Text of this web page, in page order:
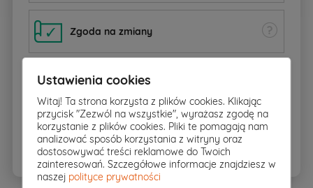
Zgoda na zmiany
Dziennik budowy
BIOZ
Ustawienia cookies
Witaj! Ta strona korzysta z plików cookies. Klikając
przycisk "Zezwól na wszystkie", wyrażasz zgodę na
korzystanie z plików cookies. Pliki te pomagają nam
analizować sposób korzystania z witryny oraz
dostosowywać treści reklamowe do Twoich
zainteresowań. Szczegółowe informacje znajdziesz w
naszej polityce prywatności